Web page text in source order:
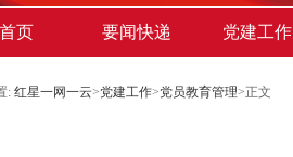
首页 要闻快递 党建工作
: 红星一网一云>党建工作>党员教育管理>正文